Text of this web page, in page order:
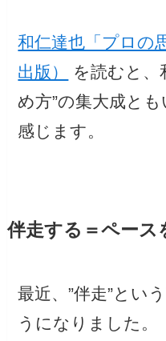
和仁達也「プロの
出版）
を読むと、
め方”の集大成と
感じます。
伴走する＝ペース
最近、”伴走”とい
うになりました。